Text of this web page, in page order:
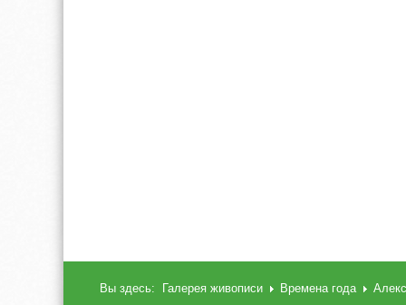
Вы здесь: Галерея живописи Времена года